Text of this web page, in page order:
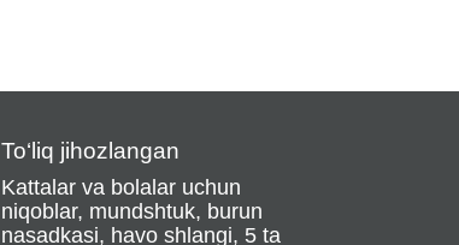
To‘liq jihozlangan
Kattalar va bolalar uchun
niqoblar, mundshtuk, burun
nasadkasi, havo shlangi, 5 ta